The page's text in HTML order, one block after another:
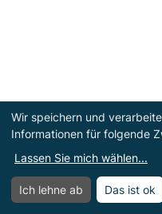
Menü
Wir speichern und
Informationen für folgende
Lassen Sie mich wählen...
Ich lehne ab Das ist ok